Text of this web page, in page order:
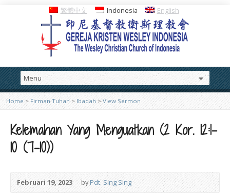
繁體中文 Indonesia English
Home > Firman Tuhan > Ibadah >View Sermon
Kelemahan Yang Menguatkan (2 Kor. 12:1-
10 (7-10))
Februari 19, 2023 byPdt. Sing Sing